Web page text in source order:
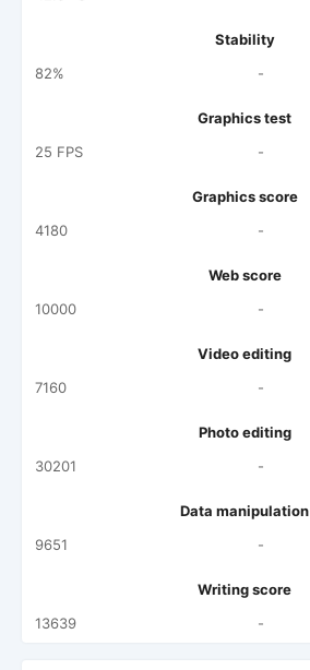
Stability
82%
-
Graphics test
25 FPS
-
Graphics score
4180
-
Web score
10000
-
Video editing
7160
-
Photo editing
30201
-
Data manipulation
9651
-
Writing score
13639
-